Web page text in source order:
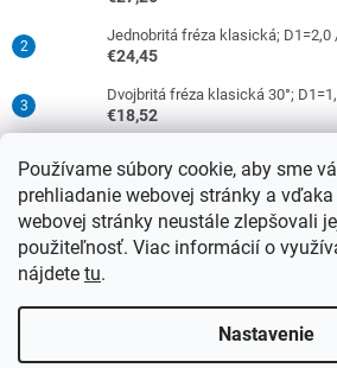
Používame súbory cookie, aby sme
prehliadanie webovej stránky a
webovej stránky neustále zlepšovali
použiteľnosť. Viac informácií o
nájdete tu.
Nastavenie
Jednobritá fréza klasická; D1=2,0
€24,45
Dvojbritá fréza klasická 30°;
€18,52
€16,52
Dvojbritá fréza klasická 30°;
€18,52